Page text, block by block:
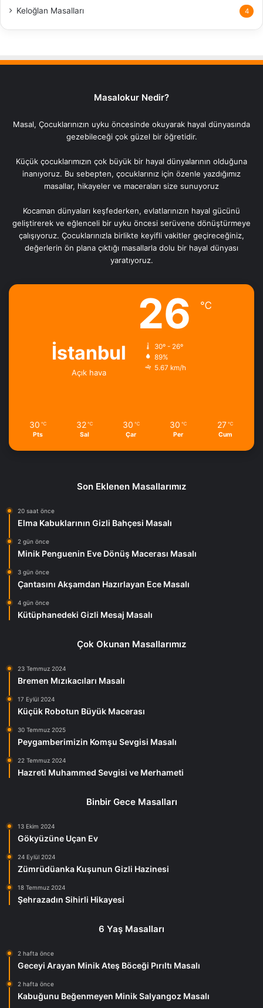
Keloğlan Masalları 4
Masalokur Nedir?
Masal, Çocuklarınızın uyku öncesinde okuyarak hayal dünyasında
gezebileceği çok güzel bir öğretidir.
Küçük çocuklarımızın çok büyük bir hayal dünyalarının olduğuna
inanıyoruz. Bu sebepten, çocuklarınız için özenle yazdığımız
masallar, hikayeler ve maceraları size sunuyoruz
Kocaman dünyaları keşfederken, evlatlarınızın hayal gücünü
geliştirerek ve eğlenceli bir uyku öncesi serüvene dönüştürmeye
çalışıyoruz. Çocuklarınızla birlikte keyifli vakitler geçireceğiniz,
değerlerin ön plana çıktığı masallarla dolu bir hayal dünyası
yaratıyoruz.
İstanbul
Açık hava
26 ℃
30º - 26º
89%
5.67 km/h
30 ℃
Pts
32 ℃
Sal
30 ℃
Çar
30 ℃
Per
27 ℃
Cum
Son Eklenen Masallarımız
20 saat önce
Elma Kabuklarının Gizli Bahçesi Masalı
2 gün önce
Minik Penguenin Eve Dönüş Macerası Masalı
3 gün önce
Çantasını Akşamdan Hazırlayan Ece Masalı
4 gün önce
Kütüphanedeki Gizli Mesaj Masalı
Çok Okunan Masallarımız
23 Temmuz 2024
Bremen Mızıkacıları Masalı
17 Eylül 2024
Küçük Robotun Büyük Macerası
30 Temmuz 2025
Peygamberimizin Komşu Sevgisi Masalı
22 Temmuz 2024
Hazreti Muhammed Sevgisi ve Merhameti
Binbir Gece Masalları
13 Ekim 2024
Gökyüzüne Uçan Ev
24 Eylül 2024
Zümrüdüanka Kuşunun Gizli Hazinesi
18 Temmuz 2024
Şehrazadın Sihirli Hikayesi
6 Yaş Masalları
2 hafta önce
Geceyi Arayan Minik Ateş Böceği Pırıltı Masalı
2 hafta önce
Kabuğunu Beğenmeyen Minik Salyangoz Masalı